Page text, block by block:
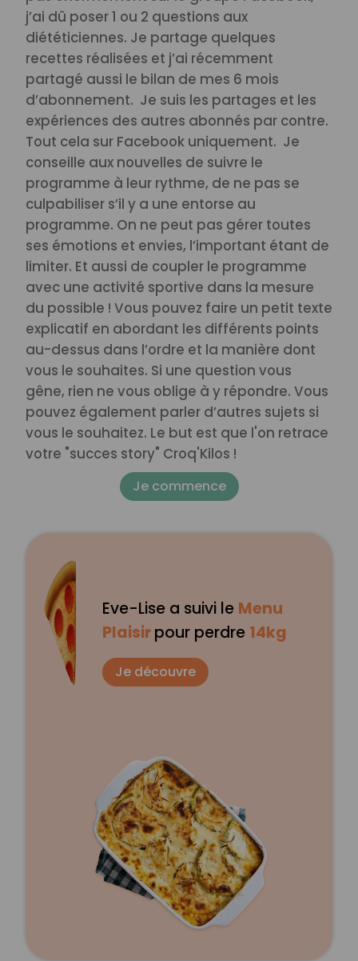
j’ai dû poser 1 ou 2 questions aux
diététiciennes. Je partage quelques
recettes réalisées et j’ai récemment
partagé aussi le bilan de mes 6 mois
d’abonnement. Je suis les partages et les
expériences des autres abonnés par contre.
Tout cela sur Facebook uniquement. Je
conseille aux nouvelles de suivre le
programme à leur rythme, de ne pas se
culpabiliser s’il y a une entorse au
programme. On ne peut pas gérer toutes
ses émotions et envies, l’important étant de
limiter. Et aussi de coupler le programme
avec une activité sportive dans la mesure
du possible ! Vous pouvez faire un petit texte
explicatif en abordant les différents points
au-dessus dans l’ordre et la manière dont
vous le souhaites. Si une question vous
gêne, rien ne vous oblige à y répondre. Vous
pouvez également parler d’autres sujets si
vous le souhaitez. Le but est que l'on retrace
votre "succes story" Croq'Kilos !
Je commence
Eve-Lise a suivi le Menu
Plaisirpour perdre 14kg
Je découvre